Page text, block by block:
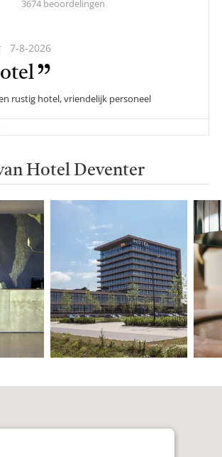
score:
3674 beoordelingen
7-8-2026
rustig hotel, vriendelijk personeel
Hotel Deventer